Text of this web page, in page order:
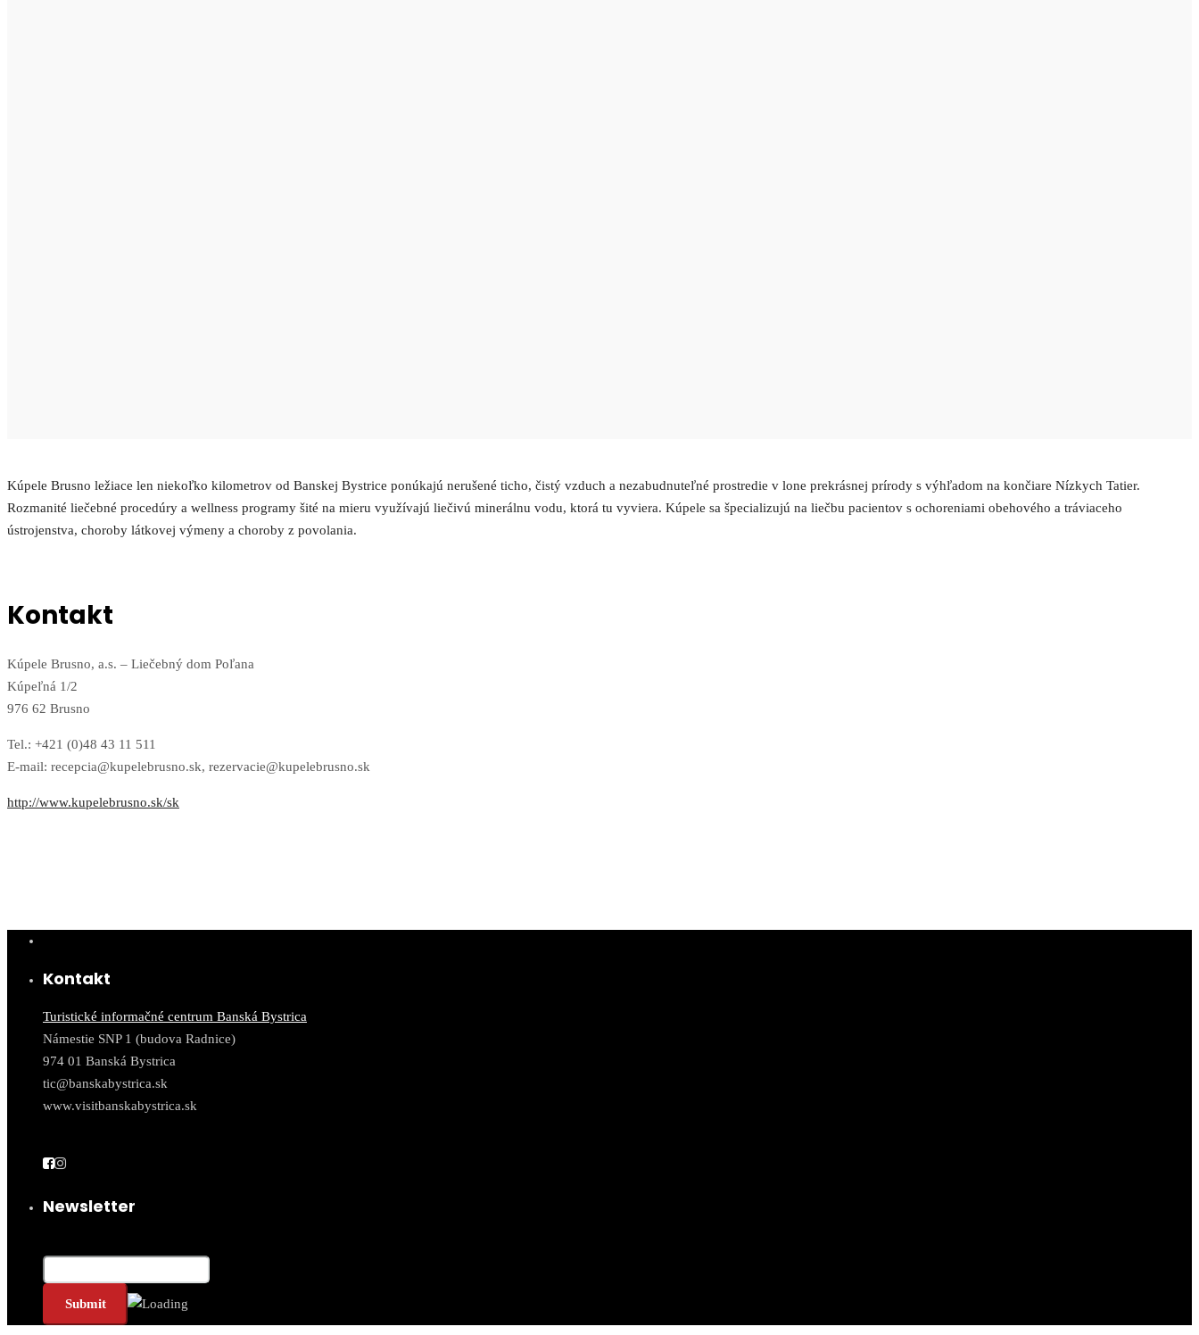
Kúpele Brusno ležiace len niekoľko kilometrov od Banskej Bystrice ponúkajú nerušené ticho, čistý vzduch a nezabudnuteľné prostredie v lone prekrásnej prírody s výhľadom na končiare Nízkych Tatier.
Rozmanité liečebné procedúry a wellness programy šité na mieru využívajú liečivú minerálnu vodu, ktorá tu vyviera. Kúpele sa špecializujú na liečbu pacientov s ochoreniami obehového a tráviaceho
ústrojenstva, choroby látkovej výmeny a choroby z povolania.
Kontakt
Kúpele Brusno, a.s. – Liečebný dom Poľana
Kúpeľná 1/2
976 62 Brusno
Tel.: +421 (0)48 43 11 511
E-mail: recepcia@kupelebrusno.sk, rezervacie@kupelebrusno.sk
http://www.kupelebrusno.sk/sk
Kontakt
Turistické informačné centrum Banská Bystrica
Námestie SNP 1 (budova Radnice)
974 01 Banská Bystrica
tic@banskabystrica.sk
www.visitbanskabystrica.sk
Newsletter